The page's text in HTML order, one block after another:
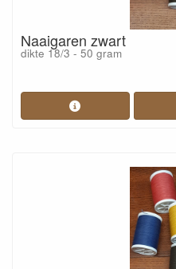
Naaigaren zwart
dikte 18/3 - 50 gram